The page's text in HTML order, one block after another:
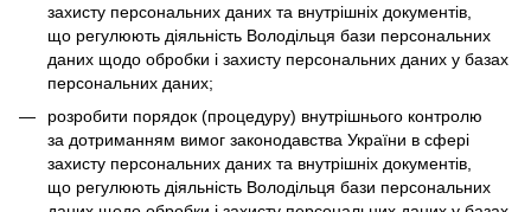
захисту персональних даних та внутрішніх документів,
що регулюють діяльність Володільця бази персональних
даних щодо обробки і захисту персональних даних у базах
персональних даних;
розробити порядок (процедуру) внутрішнього контролю
за дотриманням вимог законодавства України в сфері
захисту персональних даних та внутрішніх документів,
що регулюють діяльність Володільця бази персональних